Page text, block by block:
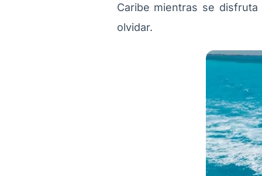
Caribe mientras se
olvidar.